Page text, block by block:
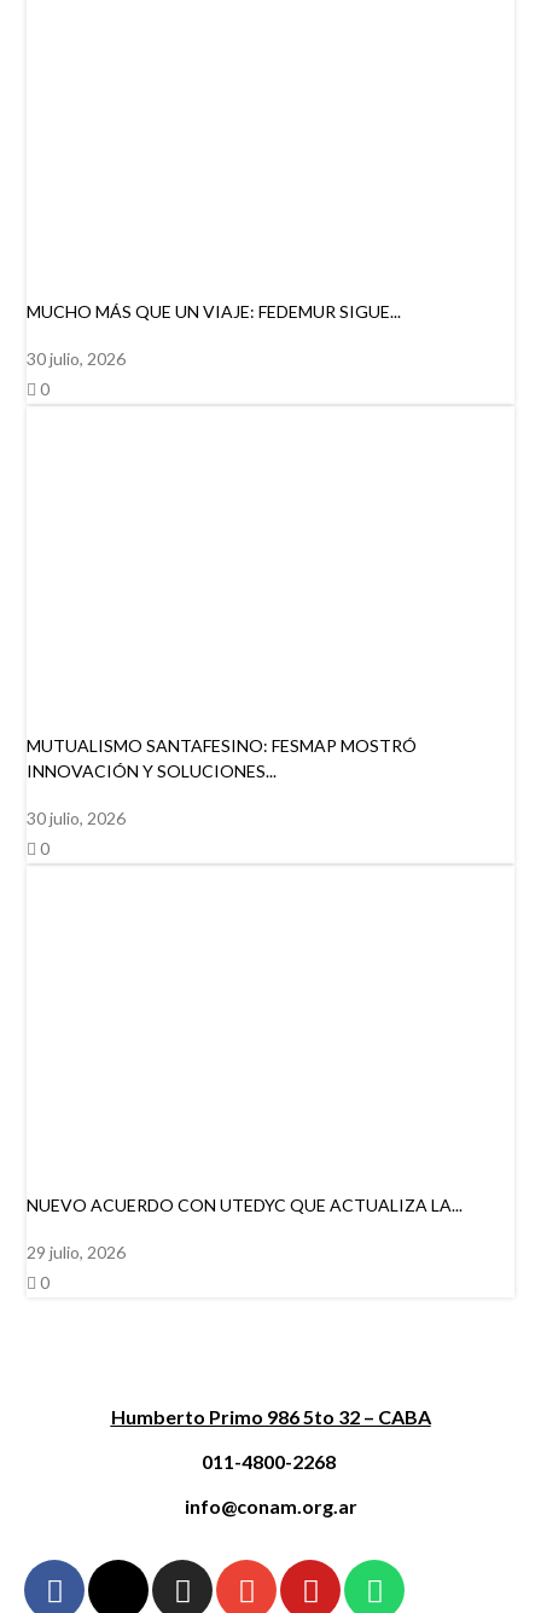
MUCHO MÁS QUE UN VIAJE: FEDEMUR SIGUE...
30 julio, 2026
0
MUTUALISMO SANTAFESINO: FESMAP MOSTRÓ
INNOVACIÓN Y SOLUCIONES...
30 julio, 2026
0
NUEVO ACUERDO CON UTEDYC QUE ACTUALIZA LA...
29 julio, 2026
0
Humberto Primo 986 5to 32 – CABA
011-4800-2268
info@conam.org.ar